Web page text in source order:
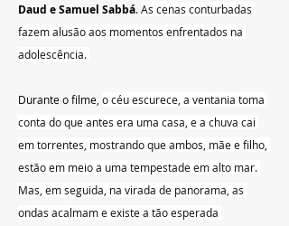
Daud e Samuel Sabbá. As cenas conturbadas
fazem alusão aos momentos enfrentados na
adolescência.
Durante o filme, o céu escurece, a ventania toma
conta do que antes era uma casa, e a chuva cai
em torrentes, mostrando que ambos, mãe e filho,
estão em meio a uma tempestade em alto mar.
Mas, em seguida, na virada de panorama, as
ondas acalmam e existe a tão esperada